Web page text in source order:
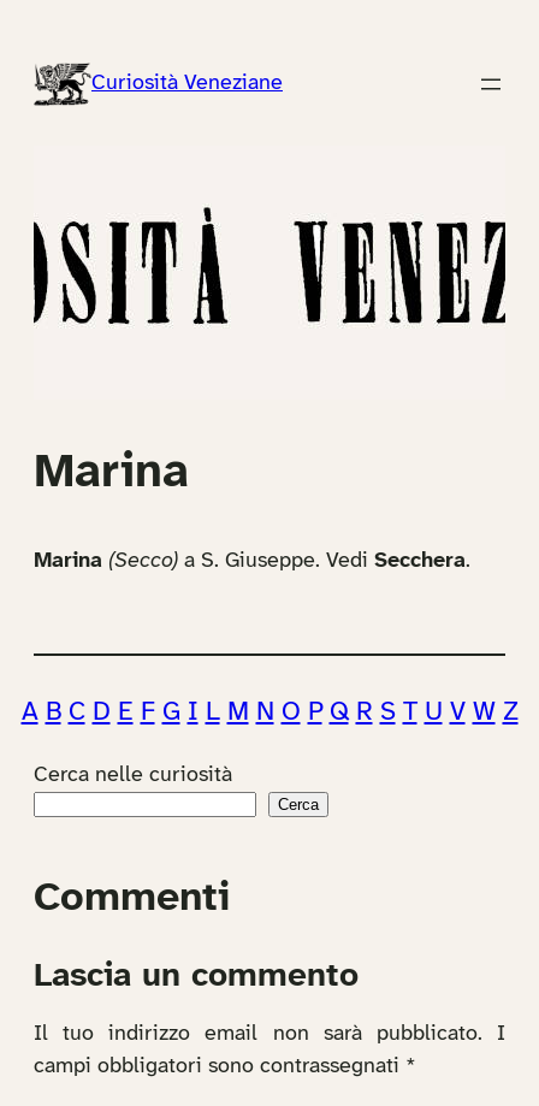
contenutoCuriosità Veneziane
Marina
Marina (Secco) a S. Giuseppe. Vedi Secchera.
A B C D E F G I L M N O P Q R S T U V W Z
Cerca nelle curiosità
Cerca
Commenti
Lascia un commento
Il tuo indirizzo email non sarà pubblicato.
I
campi obbligatori sono contrassegnati *